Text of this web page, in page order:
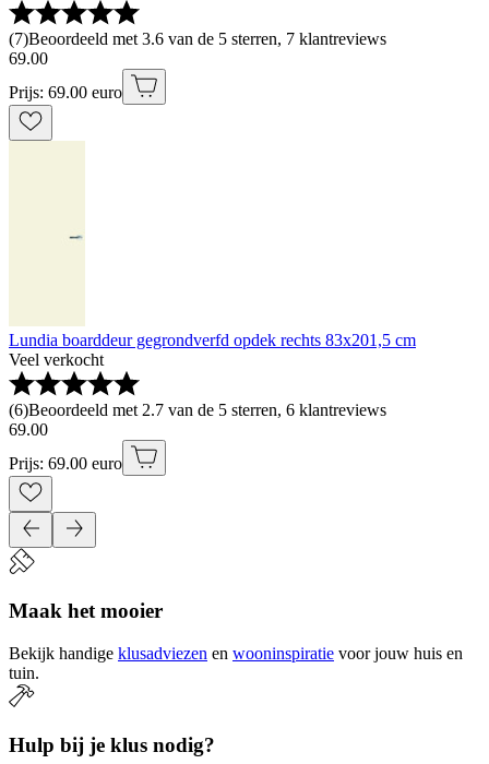
(7)Beoordeeld met 3.6 van de 5 sterren, 7 klantreviews
69.00
Prijs: 69.00 euro
Lundia boarddeur gegrondverfd opdek rechts 83x201,5 cm
Veel verkocht
(6)Beoordeeld met 2.7 van de 5 sterren, 6 klantreviews
69.00
Prijs: 69.00 euro
Maak het mooier
Bekijk handige klusadviezen en wooninspiratie voor jouw huis en
tuin.
Hulp bij je klus nodig?